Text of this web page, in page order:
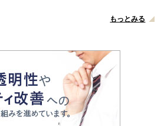
もっとみる